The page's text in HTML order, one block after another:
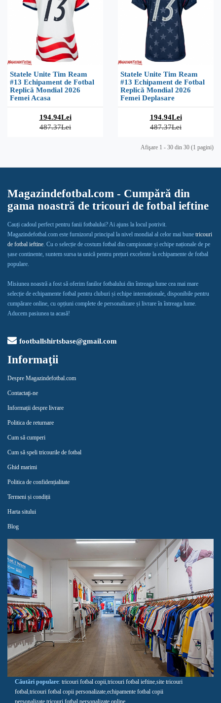
Statele Unite Tim Ream
#13 Echipament de Fotbal
Replică Mondial 2026
Femei Acasa
194.94Lei
487.37Lei
Statele Unite Tim Ream
#13 Echipament de Fotbal
Replică Mondial 2026
Femei Deplasare
194.94Lei
487.37Lei
Afişare 1 - 30 din 30 (1 pagini)
Magazindefotbal.com - Cumpără din
gama noastră de tricouri de fotbal ieftine
Cauți cadoul perfect pentru fanii fotbalului? Ai ajuns la locul potrivit.
Magazindefotbal.com este furnizorul principal la nivel mondial al celor mai bune tricouri
de fotbal ieftine. Cu o selecție de costum fotbal din campionate și echipe naționale de pe
șase continente, suntem sursa ta unică pentru prețuri excelente la echipamente de fotbal
populare.
Misiunea noastră a fost să oferim fanilor fotbalului din întreaga lume cea mai mare
selecție de echipamente fotbal pentru cluburi și echipe internaționale, disponibile pentru
cumpărare online, cu opțiuni complete de personalizare și livrare în întreaga lume.
Aducem pasiunea ta acasă!
footballshirtsbase@gmail.com
Informaţii
Despre Magazindefotbal.com
Contactaţi-ne
Informații despre livrare
Politica de returnare
Cum să cumperi
Cum să speli tricourile de fotbal
Ghid marimi
Politica de confidențialitate
Termeni și condiții
Harta sitului
Blog
Căutări populare: tricouri fotbal copii tricouri fotbal ieftine site tricouri
fotbal tricouri fotbal copii personalizate echipamente fotbal copii
personalizate tricouri fotbal personalizate online